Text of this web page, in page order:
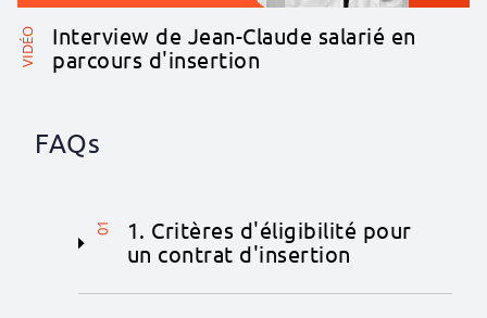
VIDÉO
Interview de Jean-Claude salarié en
parcours d'insertion
FAQs
01
1. Critères d'éligibilité pour
un contrat d'insertion